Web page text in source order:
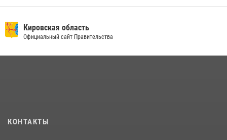
вневедомственную охрану и поступления в ведомственные вузы
22 июля 2026, 14:51 1 2
Кировская область
Официальный сайт Правительства
КОНТАКТЫ